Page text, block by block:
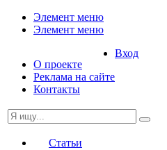
Элемент меню
Элемент меню
О проекте
Реклама на сайте
Контакты
Вход
Статьи